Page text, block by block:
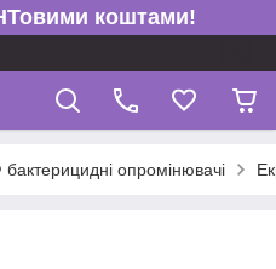
коштами!
опромінювачі